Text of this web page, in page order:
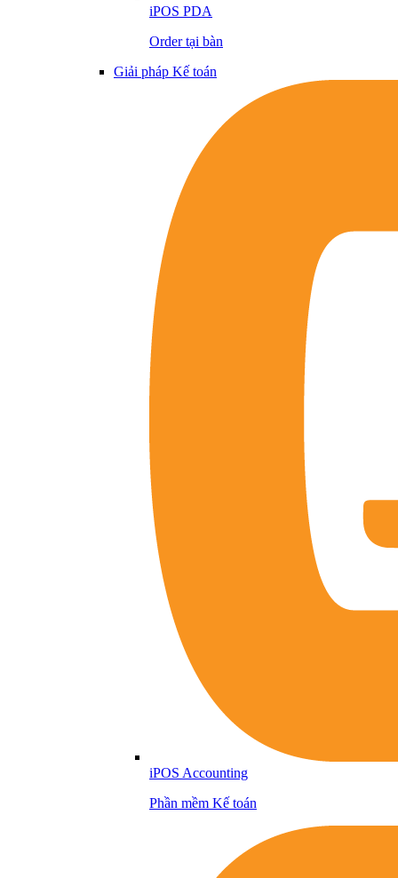
iPOS PDA
Order tại bàn
Giải pháp Kế toán
iPOS Accounting
Phần mềm Kế toán